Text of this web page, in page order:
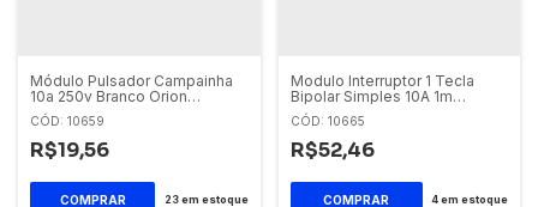
Módulo Pulsador Campainha
10a 250v Branco Orion
S70112604 Schneider Orion
CÓD: 10659
R$19,56
23em estoque
Modulo Interruptor 1 Tecla
Bipolar Simples 10A 1m
Schneider Orion
CÓD: 10665
R$52,46
4em estoque